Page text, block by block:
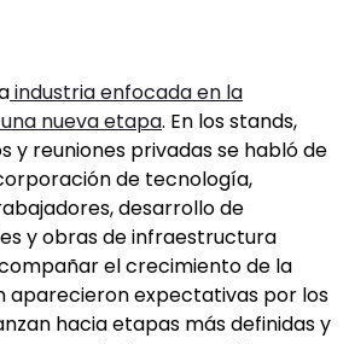
industria enfocada en la
nueva etapa. En los stands,
y reuniones privadas se habló de
de tecnología,
desarrollo de
y obras de infraestructura
el crecimiento de la
aparecieron expectativas por los
hacia etapas más definidas y